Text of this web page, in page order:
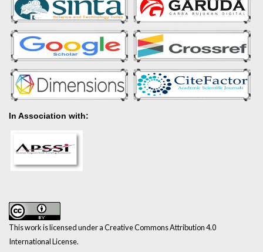
In Association with:
This work is licensed under a Creative Commons Attribution 4.0
International License.